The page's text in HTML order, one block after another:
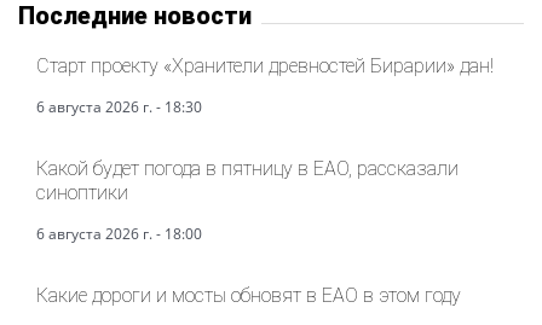
Последние новости
Старт проекту «Хранители древностей Бирарии» дан!
6 августа 2026 г. - 18:30
Какой будет погода в пятницу в ЕАО, рассказали
синоптики
6 августа 2026 г. - 18:00
Какие дороги и мосты обновят в ЕАО в этом году